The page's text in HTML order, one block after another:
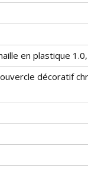
en plastique
décoratif